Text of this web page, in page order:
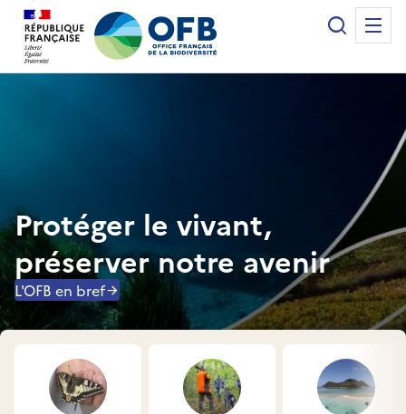
Office français de la biodiversité
Recherche
Protéger le vivant,
préserver notre avenir
L'OFB en bref
Accès rapides
Panneau de gestion des cookies